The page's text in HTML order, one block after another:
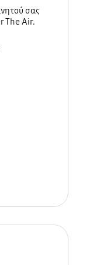
σας
The Air.